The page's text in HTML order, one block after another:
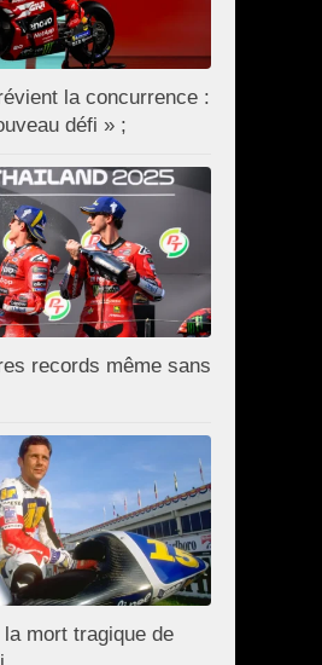
la concurrence :
défi » ;
records même sans
la mort tragique de